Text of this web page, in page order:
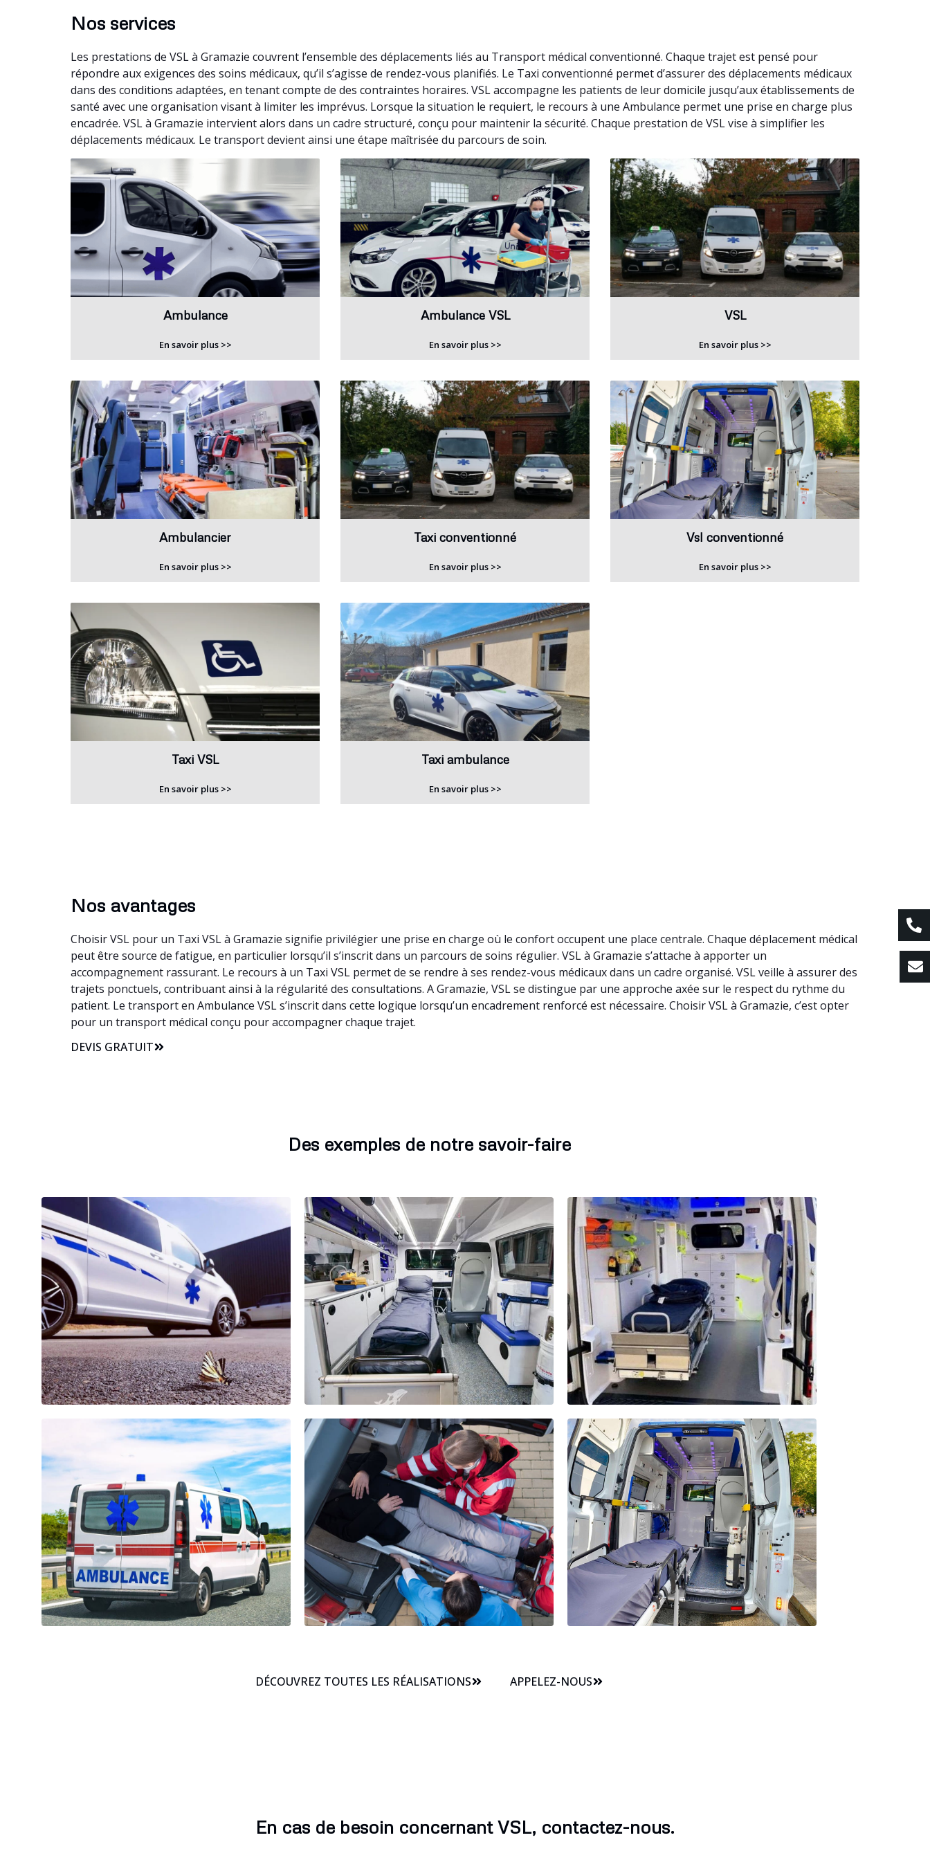
Nos services
Les prestations de VSL à Gramazie couvrent l’ensemble des déplacements liés au Transport médical conventionné. Chaque trajet est pensé pour
répondre aux exigences des soins médicaux, qu’il s’agisse de rendez-vous planifiés. Le Taxi conventionné permet d’assurer des déplacements médicaux
dans des conditions adaptées, en tenant compte de des contraintes horaires. VSL accompagne les patients de leur domicile jusqu’aux établissements de
santé avec une organisation visant à limiter les imprévus. Lorsque la situation le requiert, le recours à une Ambulance permet une prise en charge plus
encadrée. VSL à Gramazie intervient alors dans un cadre structuré, conçu pour maintenir la sécurité. Chaque prestation de VSL vise à simplifier les
déplacements médicaux. Le transport devient ainsi une étape maîtrisée du parcours de soin.
Ambulance
En savoir plus >>
Ambulance VSL
En savoir plus >>
VSL
En savoir plus >>
Ambulancier
En savoir plus >>
Taxi conventionné
En savoir plus >>
Vsl conventionné
En savoir plus >>
Taxi VSL
En savoir plus >>
Taxi ambulance
En savoir plus >>
Nos avantages
Choisir VSL pour un Taxi VSL à Gramazie signifie privilégier une prise en charge où le confort occupent une place centrale. Chaque déplacement médical
peut être source de fatigue, en particulier lorsqu’il s’inscrit dans un parcours de soins régulier. VSL à Gramazie s’attache à apporter un
accompagnement rassurant. Le recours à un Taxi VSL permet de se rendre à ses rendez-vous médicaux dans un cadre organisé. VSL veille à assurer des
trajets ponctuels, contribuant ainsi à la régularité des consultations. A Gramazie, VSL se distingue par une approche axée sur le respect du rythme du
patient. Le transport en Ambulance VSL s’inscrit dans cette logique lorsqu’un encadrement renforcé est nécessaire. Choisir VSL à Gramazie, c’est opter
pour un transport médical conçu pour accompagner chaque trajet.
DEVIS GRATUIT
Des exemples de notre savoir-faire
DÉCOUVREZ TOUTES LES RÉALISATIONS APPELEZ-NOUS
En cas de besoin concernant VSL, contactez-nous.